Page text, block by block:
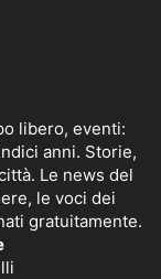
libero, eventi:
anni. Storie,
Le news del
le voci dei
gratuitamente.